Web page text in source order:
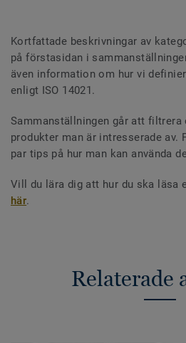
Kortfattade beskrivningar av
på förstasidan i
även information om hur vi
enligt ISO 14021.
Sammanställningen går att filtrera
produkter man är intresserade av.
par tips på hur man kan använda
Vill du lära dig att hur du ska läsa
här.
Relaterade